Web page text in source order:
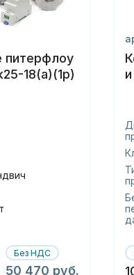
питерфлоу
18(а)(1р)
Без НДС
50 470 руб.